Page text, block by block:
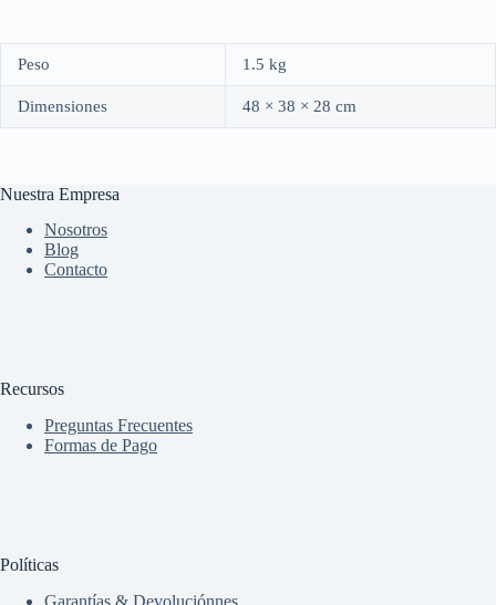
Peso 1.5 kg
Dimensiones 48 × 38 × 28 cm
Nuestra Empresa
Nosotros
Blog
Contacto
Recursos
Preguntas Frecuentes
Formas de Pago
Políticas
Garantías & Devoluciónnes